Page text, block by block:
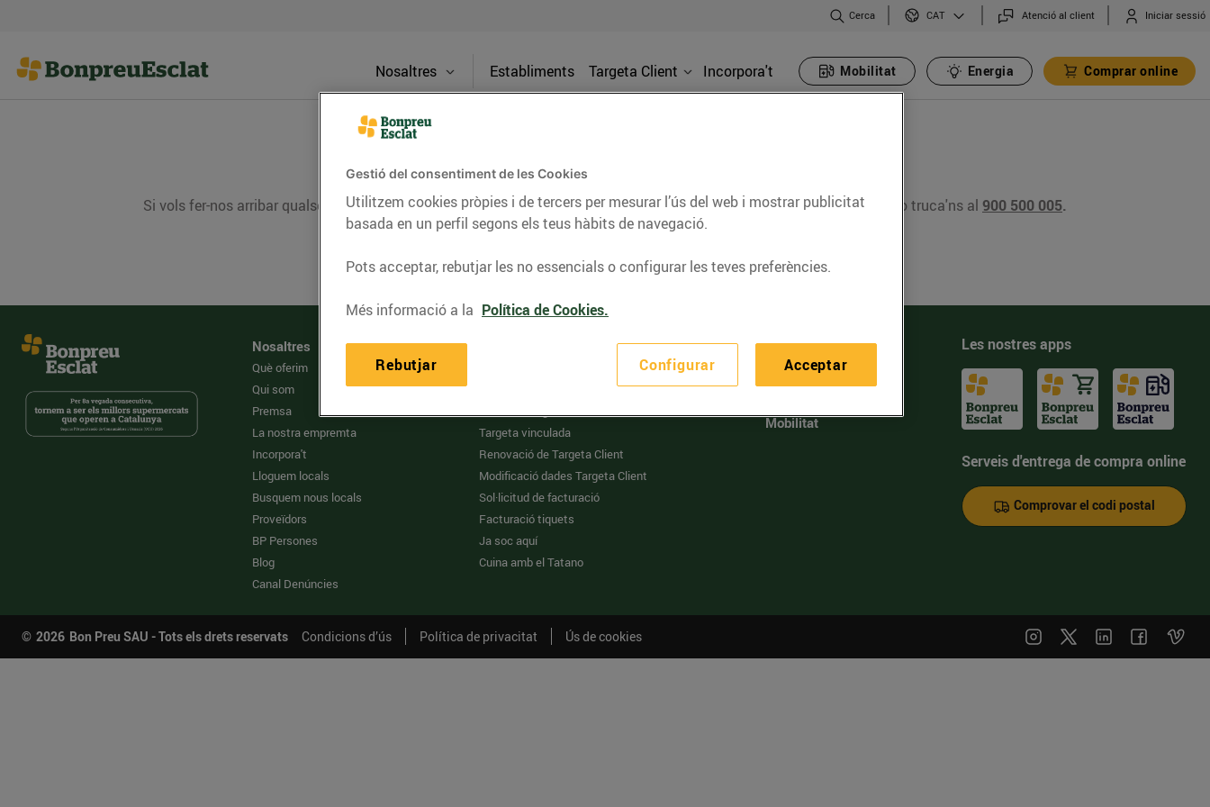
Cerca CAT Atenció al client Iniciar sessió
Nosaltres Establiments Targeta Client Incorpora't Mobilitat Energia Comprar online
Si vols fer-nos arribar qualsevol dubte, consulta, suggeriment, etc. escriu-nos un e-mail a atencioalclient@bonpreu.cat o truca'ns al 900 500 005.
Nosaltres
Què oferim
Qui som
Premsa
La nostra empremta
Incorpora't
Lloguem locals
Busquem nous locals
Proveïdors
BP Persones
Blog
Canal Denúncies
Targeta vinculada
Renovació de Targeta Client
Modificació dades Targeta Client
Sol·licitud de facturació
Facturació tiquets
Ja soc aquí
Cuina amb el Tatano
Establiments
Incorpora't
Mobilitat
Les nostres apps
Serveis d'entrega de compra online
Comprovar el codi postal
© 2026 Bon Preu SAU - Tots els drets reservats Condicions d’ús Política de privacitat Ús de cookies
Gestió del consentiment de les Cookies
Utilitzem cookies pròpies i de tercers per mesurar l’ús del web i mostrar publicitat
basada en un perfil segons els teus hàbits de navegació.
Pots acceptar, rebutjar les no essencials o configurar les teves preferències.
Més informació a la Política de Cookies.
Configurar
Rebutjar Acceptar